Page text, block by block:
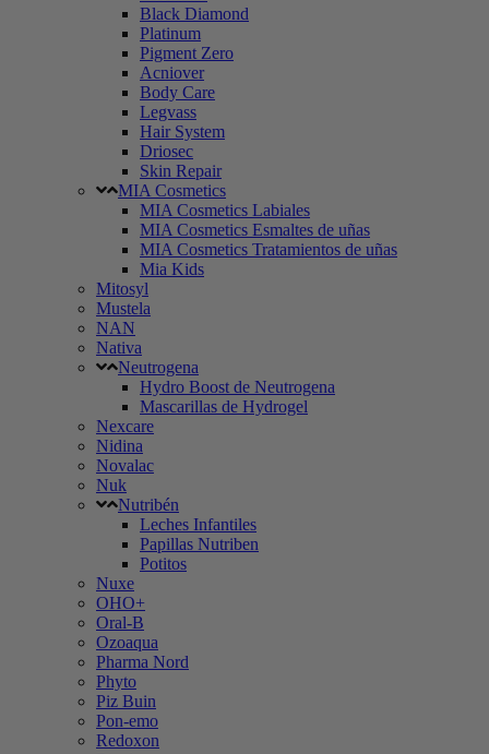
Black Diamond
Platinum
Pigment Zero
Acniover
Body Care
Legvass
Hair System
Driosec
Skin Repair
MIA Cosmetics
MIA Cosmetics Labiales
MIA Cosmetics Esmaltes de uñas
MIA Cosmetics Tratamientos de uñas
Mia Kids
Mitosyl
Mustela
NAN
Nativa
Neutrogena
Hydro Boost de Neutrogena
Mascarillas de Hydrogel
Nexcare
Nidina
Novalac
Nuk
Nutribén
Leches Infantiles
Papillas Nutriben
Potitos
Nuxe
OHO+
Oral-B
Ozoaqua
Pharma Nord
Phyto
Piz Buin
Pon-emo
Redoxon